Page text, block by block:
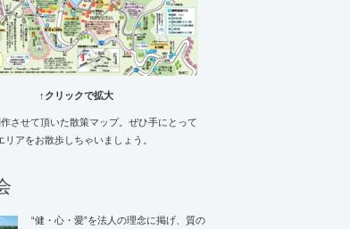
↑クリックで拡大
させて頂いた散策マップ。ぜひ手にとって
リアをお散歩しちゃいましょう。
“健・心・愛”を法人の理念に掲げ、質の